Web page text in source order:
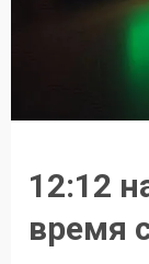
12:12
время